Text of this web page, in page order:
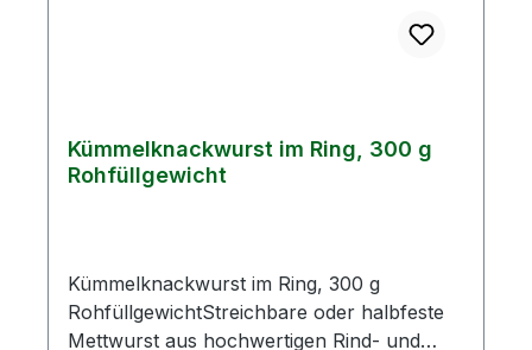
Kümmelknackwurst im Ring, 300 g
Rohfüllgewicht
Kümmelknackwurst im Ring, 300 g
RohfüllgewichtStreichbare oder halbfeste
Mettwurst aus hochwertigen Rind- und